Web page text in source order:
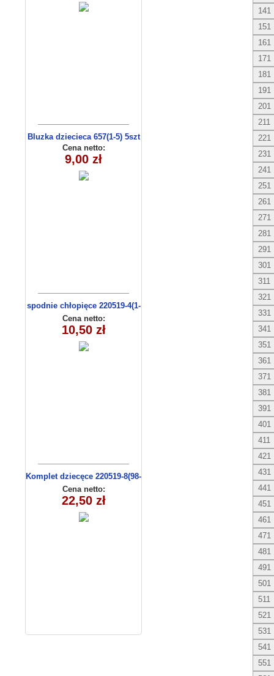
Bluzka dziecieca 657(1-5) 5szt
Cena netto:
9,00 zł
spodnie chłopięce 220519-4(1-
4) 4 szt
Cena netto:
10,50 zł
Komplet dziecęce 220519-8(98-
116 m)
Cena netto:
22,50 zł
141
151
161
171
181
191
201
211
221
231
241
251
261
271
281
291
301
311
321
331
341
351
361
371
381
391
401
411
421
431
441
451
461
471
481
491
501
511
521
531
541
551